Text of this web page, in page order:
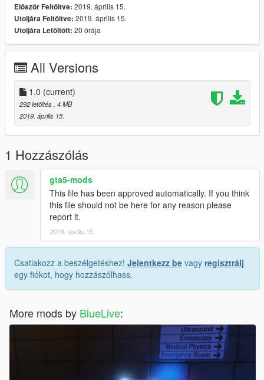
Először Feltöltve: 2019. április 15.
Utoljára Feltöltve: 2019. április 15.
Utoljára Letöltött: 20 órája
All Versions
1.0 (current)
292 letöltés , 4 MB
2019. április 15.
1 Hozzászólás
gta5-mods
This file has been approved automatically. If you think
this file should not be here for any reason please
report it.
2019. április 15.
Csatlakozz a beszélgetéshez! Jelentkezz be vagy regisztrálj
egy fiókot, hogy hozzászólhass.
More mods by BlueLive: